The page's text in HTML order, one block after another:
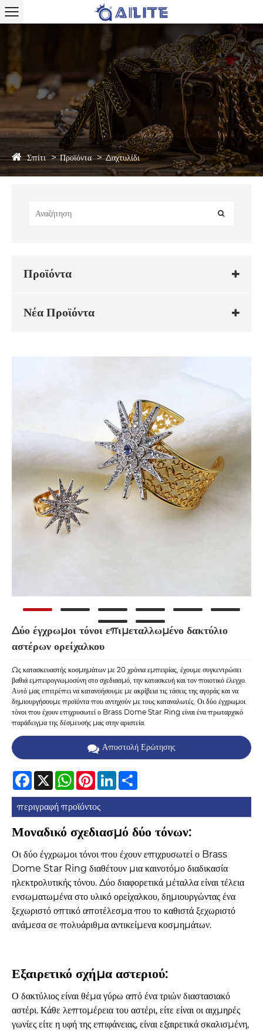
Σπίτι Προϊόντα Δαχτυλίδι
Προϊόντα
Νέα Προϊόντα
Δύο έγχρωμοι τόνοι επιμεταλλωμένο δακτύλιο
αστέρων ορείχαλκου
Ως κατασκευαστής κοσμημάτων με 20 χρόνια εμπειρίας, έχουμε συγκεντρώσει
βαθιά εμπειρογνωμοσύνη στο σχεδιασμό, την κατασκευή και τον ποιοτικό έλεγχο.
Αυτό μας επιτρέπει να κατανοήσουμε με ακρίβεια τις τάσεις της αγοράς και να
δημιουργήσουμε προϊόντα που αντηχούν με τους καταναλωτές. Οι δύο έγχρωμοι
τόνοι που έχουν επιχρυσωτεί ο Brass Dome Star Ring είναι ένα πρωταρχικό
παράδειγμα της δέσμευσής μας στην αριστεία.
Αποστολή Ερώτησης
Facebook
X WhatsAppPinterestLinkedIn
περιγραφή προϊόντος
Μοναδικό σχεδιασμό δύο τόνων:
Οι δύο έγχρωμοι τόνοι που έχουν επιχρυσωτεί ο Brass
Dome Star Ring διαθέτουν μια καινοτόμο διαδικασία
ηλεκτρολυτικής τόνου. Δύο διαφορετικά μέταλλα είναι τέλεια
ενσωματωμένα στο υλικό ορείχαλκου, δημιουργώντας ένα
ξεχωριστό οπτικό αποτέλεσμα που το καθιστά ξεχωριστό
ανάμεσα σε πολυάριθμα αντικείμενα κοσμημάτων.
Εξαιρετικό σχήμα αστεριού:
Ο δακτύλιος είναι θέμα γύρω από ένα τριών διαστασιακό
αστέρι. Κάθε λεπτομέρεια του αστέρι, είτε είναι οι αιχμηρές
γωνίες είτε η υφή της επιφάνειας, είναι εξαιρετικά σκαλισμένη,